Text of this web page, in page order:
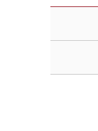
공지사항 상세보기 - 제목, 담당부서, 담당자, 담당연락처, 내용, 첨부파일 정보 제공